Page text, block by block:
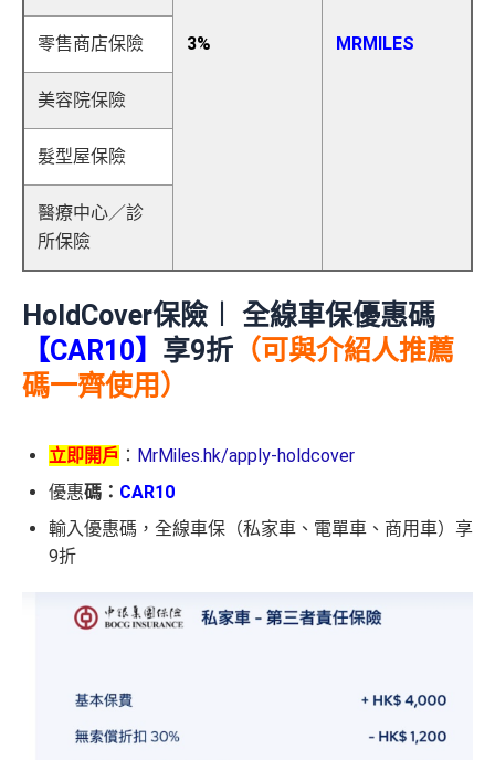
3% MRMILES
零售商店保險
美容院保險
髮型屋保險
醫療中心／診
所保險
HoldCover保險︱ 全線車保優惠碼
【CAR10】 享9折 （可與介紹人推薦
碼一齊使用）
立即開戶 ： MrMiles.hk/apply-holdcover
優惠碼： CAR10
輸入優惠碼，全線車保（私家車、電單車、商用車）享
9折